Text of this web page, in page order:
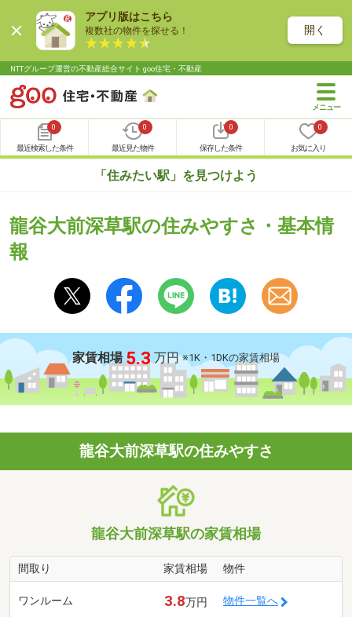
アプリ版はこちら
複数社の物件を探せる！ 開く
NTTグループ運営の不動産総合サイト goo住宅・不動産
0
最近検索した条件
0
最近見た物件
0
保存した条件
0
お気に入り
「住みたい駅」を見つけよう
龍谷大前深草駅の住みやすさ・基本情
報
家賃相場 5.3 万円 ※1K・1DKの家賃相場
龍谷大前深草駅の住みやすさ
龍谷大前深草駅の家賃相場
間取り 家賃相場 物件
ワンルーム 3.8万円 物件一覧へ